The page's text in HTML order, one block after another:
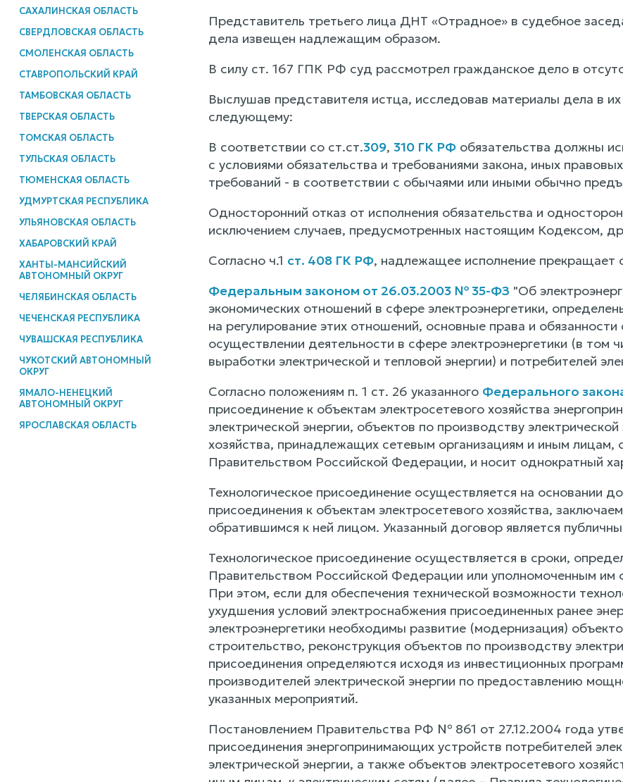
САХАЛИНСКАЯ ОБЛАСТЬ
СВЕРДЛОВСКАЯ ОБЛАСТЬ
СМОЛЕНСКАЯ ОБЛАСТЬ
СТАВРОПОЛЬСКИЙ КРАЙ
ТАМБОВСКАЯ ОБЛАСТЬ
ТВЕРСКАЯ ОБЛАСТЬ
ТОМСКАЯ ОБЛАСТЬ
ТУЛЬСКАЯ ОБЛАСТЬ
ТЮМЕНСКАЯ ОБЛАСТЬ
УДМУРТСКАЯ РЕСПУБЛИКА
УЛЬЯНОВСКАЯ ОБЛАСТЬ
ХАБАРОВСКИЙ КРАЙ
ХАНТЫ-МАНСИЙСКИЙ
АВТОНОМНЫЙ ОКРУГ
ЧЕЛЯБИНСКАЯ ОБЛАСТЬ
ЧЕЧЕНСКАЯ РЕСПУБЛИКА
ЧУВАШСКАЯ РЕСПУБЛИКА
ЧУКОТСКИЙ АВТОНОМНЫЙ
ОКРУГ
ЯМАЛО-НЕНЕЦКИЙ
АВТОНОМНЫЙ ОКРУГ
ЯРОСЛАВСКАЯ ОБЛАСТЬ
Представитель третьего лица ДНТ «Отрадное» в судебное
дела извещен надлежащим образом.
В силу ст. 167 ГПК РФ суд рассмотрел гражданское дело в
Выслушав представителя истца, исследовав материалы дела в
следующему:
В соответствии со ст.ст.309, 310 ГК РФобязательства должны
с условиями обязательства и требованиями закона, иных
требований - в соответствии с обычаями или иными обычно
Односторонний отказ от исполнения обязательства и
исключением случаев, предусмотренных настоящим Кодексом,
Согласно ч.1 ст. 408 ГК РФ, надлежащее исполнение прекращает
Федеральным законом от 26.03.2003 № 35-ФЗ "Об
экономических отношений в сфере электроэнергетики,
на регулирование этих отношений, основные права и обязанности
осуществлении деятельности в сфере электроэнергетики (в том
выработки электрической и тепловой энергии) и потребителей
Согласно положениям п. 1 ст. 26 указанного Федерального
присоединение к объектам электросетевого хозяйства
электрической энергии, объектов по производству
хозяйства, принадлежащих сетевым организациям и иным лицам,
Правительством Российской Федерации, и носит однократный
Технологическое присоединение осуществляется на основании
присоединения к объектам электросетевого хозяйства,
обратившимся к ней лицом. Указанный договор является
Технологическое присоединение осуществляется в сроки,
Правительством Российской Федерации или уполномоченным им
При этом, если для обеспечения технической возможности
ухудшения условий электроснабжения присоединенных ранее
электроэнергетики необходимы развитие (модернизация)
строительство, реконструкция объектов по производству
присоединения определяются исходя из инвестиционных
производителей электрической энергии по предоставлению
указанных мероприятий.
Постановлением Правительства РФ № 861 от 27.12.2004 года
присоединения энергопринимающих устройств потребителей
электрической энергии, а также объектов электросетевого